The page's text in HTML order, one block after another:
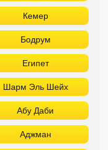
Кемер
Бодрум
Египет
Шарм Эль Шейх
Абу Даби
Аджман